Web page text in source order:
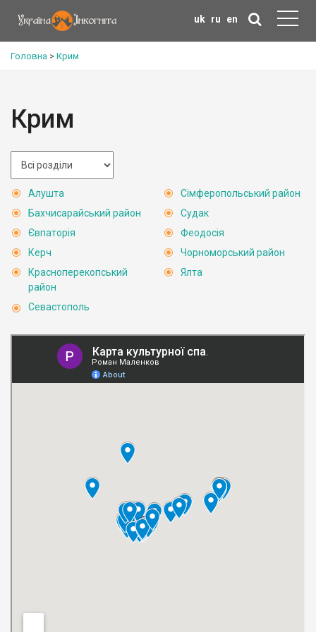
uk ru en
Головна > Крим
Крим
Алушта
Бахчисарайський район
Євпаторія
Керч
Красноперекопський
район
Севастополь
Сімферопольський район
Судак
Феодосія
Чорноморський район
Ялта